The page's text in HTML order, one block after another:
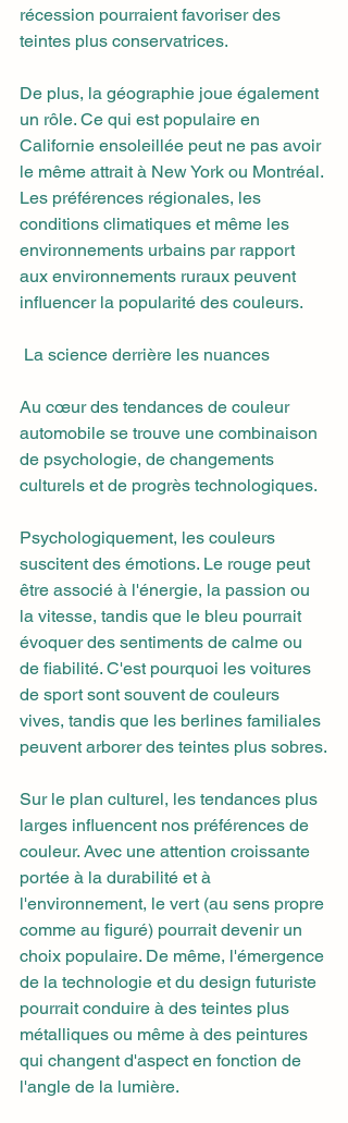
récession pourraient favoriser des
teintes plus conservatrices.
De plus, la géographie joue également
un rôle. Ce qui est populaire en
Californie ensoleillée peut ne pas avoir
le même attrait à New York ou Montréal.
Les préférences régionales, les
conditions climatiques et même les
environnements urbains par rapport
aux environnements ruraux peuvent
influencer la popularité des couleurs.
La science derrière les nuances
Au cœur des tendances de couleur
automobile se trouve une combinaison
de psychologie, de changements
culturels et de progrès technologiques.
Psychologiquement, les couleurs
suscitent des émotions. Le rouge peut
être associé à l'énergie, la passion ou
la vitesse, tandis que le bleu pourrait
évoquer des sentiments de calme ou
de fiabilité. C'est pourquoi les voitures
de sport sont souvent de couleurs
vives, tandis que les berlines familiales
peuvent arborer des teintes plus sobres.
Sur le plan culturel, les tendances plus
larges influencent nos préférences de
couleur. Avec une attention croissante
portée à la durabilité et à
l'environnement, le vert (au sens propre
comme au figuré) pourrait devenir un
choix populaire. De même, l'émergence
de la technologie et du design futuriste
pourrait conduire à des teintes plus
métalliques ou même à des peintures
qui changent d'aspect en fonction de
l'angle de la lumière.